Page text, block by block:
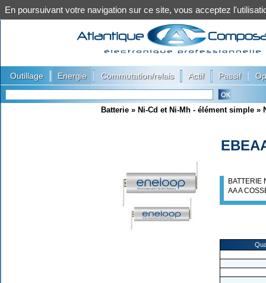
Outillage Energie Commutation/relais Actif Passif
Batterie » Ni-Cd et Ni-Mh - élément simple »
BATTERIE
AA A
En poursuivant votre navigation sur ce site, vous acceptez